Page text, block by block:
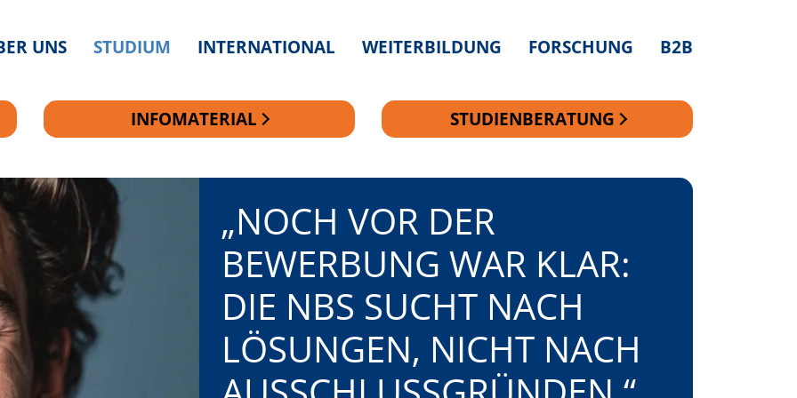
UNS STUDIUM INTERNATIONAL WEITERBILDUNG FORSCHUNG B2B
INFOMATERIAL STUDIENBERATUNG
„NOCH VOR DER
BEWERBUNG WAR KLAR:
DIE NBS SUCHT NACH
LÖSUNGEN, NICHT NACH